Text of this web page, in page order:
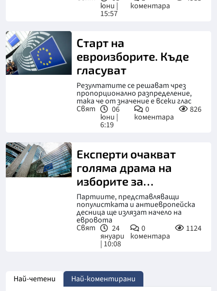
юни |
15:57
коментара
Старт на
евроизборите. Къде
гласуват
Резултатите се решават чрез
пропорционално разпределение,
така че от значение е всеки глас
Свят 06
юни |
6:19
0
коментара
826
Експерти очакват
голяма драма на
изборите за
Европарламент
Партиите, представляващи
популистката и антиевропейска
десница ще излязат начело на
евровота
Свят 24
януари
| 10:08
0
коментара
1124
Най-четени Най-коментирани